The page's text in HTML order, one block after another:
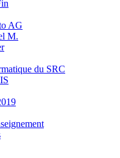
AG
M.
du SRC